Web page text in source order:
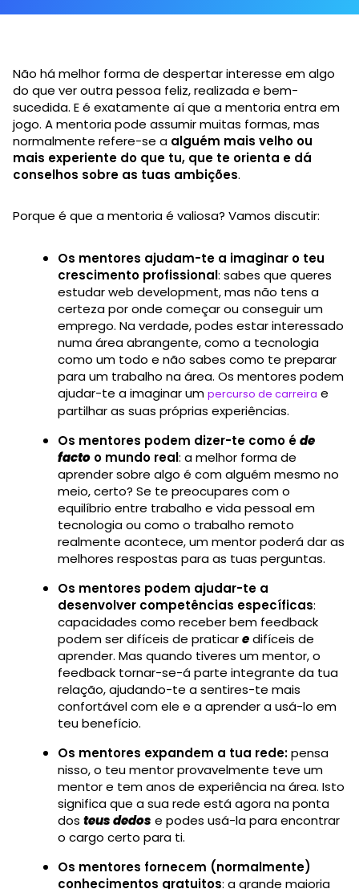
Não há melhor forma de despertar interesse em algo
do que ver outra pessoa feliz, realizada e bem-
sucedida. E é exatamente aí que a mentoria entra em
jogo. A mentoria pode assumir muitas formas, mas
normalmente refere-se a alguém mais velho ou
mais experiente do que tu, que te orienta e dá
conselhos sobre as tuas ambições.
Porque é que a mentoria é valiosa? Vamos discutir:
Os mentores ajudam-te a imaginar o teu
crescimento profissional: sabes que queres
estudar web development, mas não tens a
certeza por onde começar ou conseguir um
emprego. Na verdade, podes estar interessado
numa área abrangente, como a tecnologia
como um todo e não sabes como te preparar
para um trabalho na área. Os mentores podem
ajudar-te a imaginar um percurso de carreira e
partilhar as suas próprias experiências.
Os mentores podem dizer-te como éde
facto o mundo real: a melhor forma de
aprender sobre algo é com alguém mesmo no
meio, certo? Se te preocupares com o
equilíbrio entre trabalho e vida pessoal em
tecnologia ou como o trabalho remoto
realmente acontece, um mentor poderá dar as
melhores respostas para as tuas perguntas.
Os mentores podem ajudar-te a
desenvolver competências específicas:
capacidades como receber bem feedback
podem ser difíceis de praticaredifíceis de
aprender. Mas quando tiveres um mentor, o
feedback tornar-se-á parte integrante da tua
relação, ajudando-te a sentires-te mais
confortável com ele e a aprender a usá-lo em
teu benefício.
Os mentores expandem a tua rede:pensa
nisso, o teu mentor provavelmente teve um
mentor e tem anos de experiência na área. Isto
significa que a sua rede está agora na ponta
dos teus dedos e podes usá-la para encontrar
o cargo certo para ti.
Os mentores fornecem (normalmente)
conhecimentos gratuitos: a grande maioria